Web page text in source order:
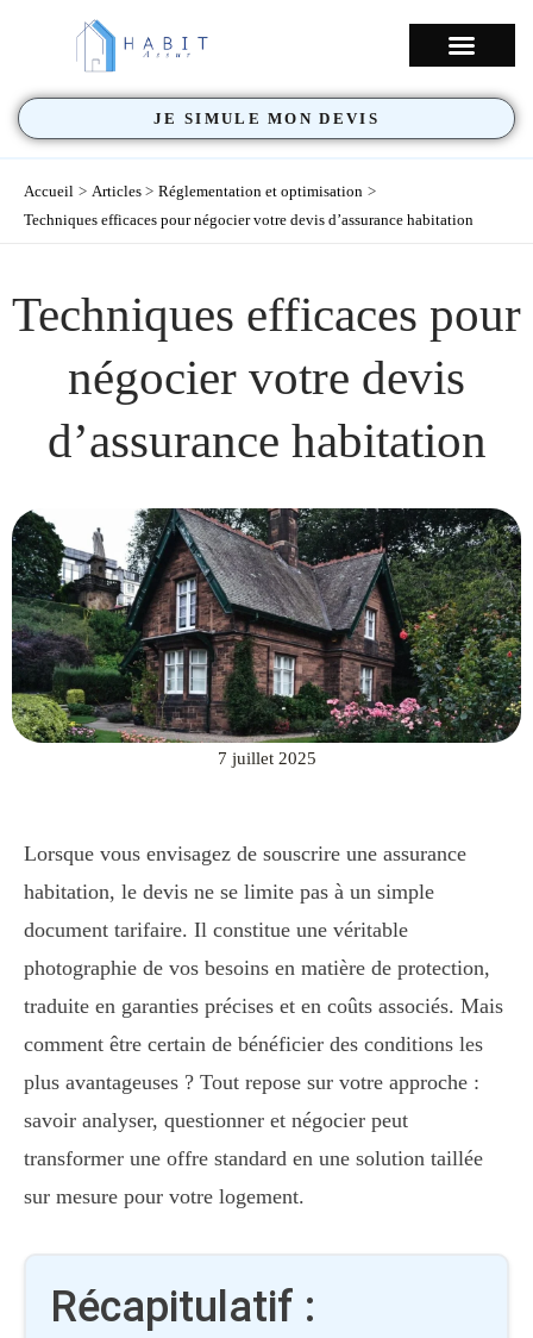
contenu
JE SIMULE MON DEVIS
Accueil Articles
Réglementation et optimisation
Techniques efficaces pour négocier votre devis d’assurance habitation
Techniques efficaces pour
négocier votre devis
d’assurance habitation
7 juillet 2025
Lorsque vous envisagez de souscrire une assurance
habitation, le devis ne se limite pas à un simple
document tarifaire. Il constitue une véritable
photographie de vos besoins en matière de protection,
traduite en garanties précises et en coûts associés. Mais
comment être certain de bénéficier des conditions les
plus avantageuses ? Tout repose sur votre approche :
savoir analyser, questionner et négocier peut
transformer une offre standard en une solution taillée
sur mesure pour votre logement.
Récapitulatif :